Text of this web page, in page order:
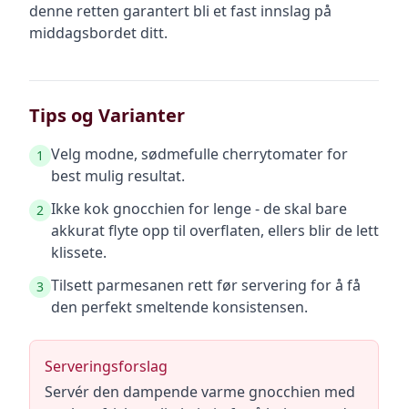
denne retten garantert bli et fast innslag på
middagsbordet ditt.
Tips og Varianter
1 Velg modne, sødmefulle cherrytomater for
best mulig resultat.
2 Ikke kok gnocchien for lenge - de skal bare
akkurat flyte opp til overflaten, ellers blir de lett
klissete.
3 Tilsett parmesanen rett før servering for å få
den perfekt smeltende konsistensen.
Serveringsforslag
Servér den dampende varme gnocchien med